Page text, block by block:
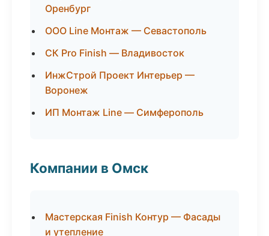
Оренбург
ООО Line Монтаж — Севастополь
СК Pro Finish — Владивосток
ИнжСтрой Проект Интерьер —
Воронеж
ИП Монтаж Line — Симферополь
Компании в Омск
Мастерская Finish Контур — Фасады
и утепление